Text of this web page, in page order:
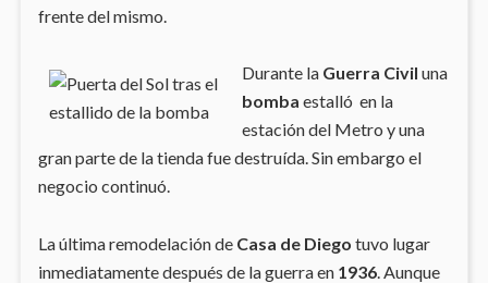
frente del mismo.
Durante la Guerra Civil una
bomba estalló en la
estación del Metro y una
gran parte de la tienda fue destruída. Sin embargo el
negocio continuó.
La última remodelación de Casa de Diego tuvo lugar
inmediatamente después de la guerra en1936. Aunque